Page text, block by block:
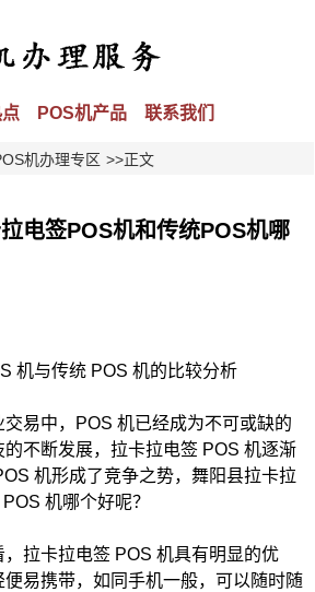
POS机产品 联系我们
机办理专区 >>正文
电签POS机和传统POS机哪
机与传统 POS 机的比较分析
易中，POS 机已经成为不可或缺的
不断发展，拉卡拉电签 POS 机逐渐
机形成了竞争之势，舞阳县拉卡拉
机哪个好呢？
，拉卡拉电签 POS 机具有明显的优
易携带，如同手机一般，可以随时随